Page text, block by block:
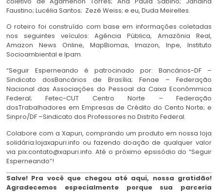
Faustino; Lucélia Santos; Zezé Weiss; e eu, Duda Meirelles.
O roteiro foi construído com base em informações coletadas
nos seguintes veículos: Agência Pública, Amazônia Real,
Amazon News Online, MapBiomas, Imazon, Inpe, Instituto
Socioambiental e Ipam.
“Seguir Esperneando é patrocinado por: Bancários-DF –
Sindicato dosBancários de Brasília; Fenae – Federação
Nacional das Associações do Pessoal da Caixa Econômmica
Federal; Fetec-CUT Centro Norte – Federação
dosTrabalhadores em Empresas de Crédito do Cento Norte; e
Sinpro/DF –Sindicato dos Professores no Distrito Federal.
Colabore com a Xapuri, comprando um produto em nossa loja
solidária:lojaxapuri.info ou fazendo doação de qualquer valor
via pix:contato@xapuri.info. Até o próximo epsisódio do “Seguir
Esperneando”!
Salve! Pra você que chegou até aqui, nossa gratidão!
Agradecemos especialmente porque sua parceria